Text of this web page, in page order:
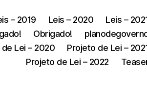
– 2019 Leis – 2020
Leis –
Obrigado!
Lei – 2020
Projeto de Lei –
Projeto de Lei – 2022